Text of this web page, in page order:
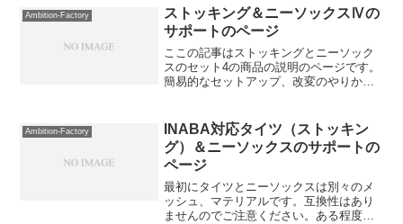
ーガールの衣装などにメッシュの干渉な
く合わせることがで...
Ambition-Factory
ストッキング＆ニーソックスⅣの
サポートのページ
ここの記事はストッキングとニーソック
スのセット4の商品の説明のページです。
簡易的なセットアップ、改変のやりかた
Assets┗Stockings&KneeSocks4┣00_M
aterial&Textu...
Ambition-Factory
INABA対応タイツ（ストッキン
グ）＆ニーソックスのサポートの
ページ
最初にタイツとニーソックスは別々のメ
ッシュ、マテリアルです。互換性はあり
ませんのでご注意ください。ある程度貫